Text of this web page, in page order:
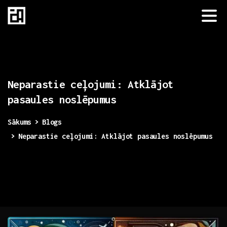
Neparastie ceļojumi:
Atklājot
pasaules noslēpumus
Sākums
Blogs
Neparastie ceļojumi: Atklājot pasaules noslēpumus